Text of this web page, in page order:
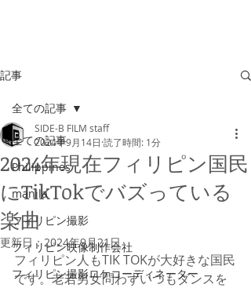
記事
全ての記事
Philippines
manila
フィリピン撮影
フィリピン映像制作会社
フィリピン撮影ロケコーディネーター
全ての記事
2024年現在フィリピン国民
にTikTokでバズっている
楽曲
SIDE-B FILM staff
2024年9月14日 読了時間: 1分
更新日：2024年9月21日
フィリピン人もTIK TOKが大好きな国民
です。老若男女問わずいつもダンスを